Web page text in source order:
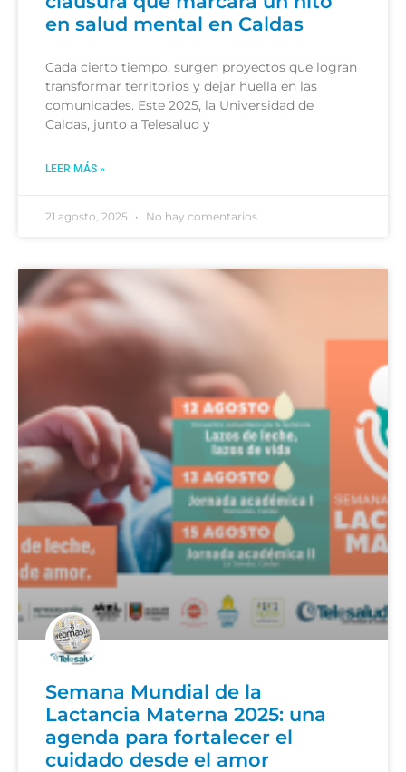
en salud mental en Caldas
Cada cierto tiempo, surgen proyectos que logran
transformar territorios y dejar huella en las
comunidades. Este 2025, la Universidad de
Caldas, junto a Telesalud y
LEER MÁS »
21 agosto, 2025 No hay comentarios
Semana Mundial de la
Lactancia Materna 2025: una
agenda para fortalecer el
cuidado desde el amor